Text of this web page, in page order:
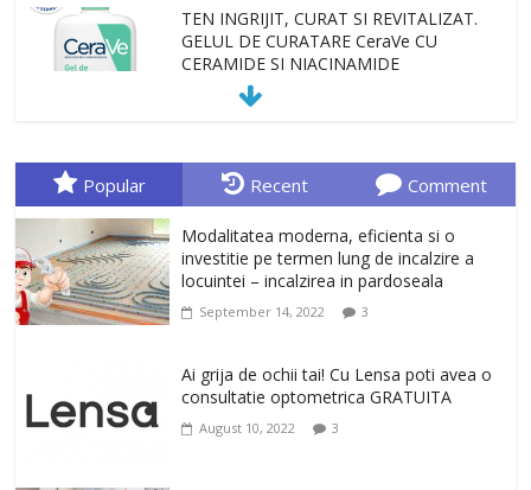
TEN INGRIJIT, CURAT SI REVITALIZAT.
GELUL DE CURATARE CeraVe CU
CERAMIDE SI NIACINAMIDE
January 23, 2026
ori o provocare. Idei inedite, cadouri
originale, le puteti avea la Giftspot.ro,
alegere buna, Oglinda de baie cu mărire
și iluminare LED
February 20, 2026 0
un corp sanatos si armonios dezvoltat,
cu Flexor Fitness-dispozitiv pentru
Popular Recent Comment
Modalitatea moderna, eficienta si o
investitie pe termen lung de incalzire a
locuintei – incalzirea in pardoseala
September 14, 2022 3
Ai grija de ochii tai! Cu Lensa poti avea o
consultatie optometrica GRATUITA
August 10, 2022 3